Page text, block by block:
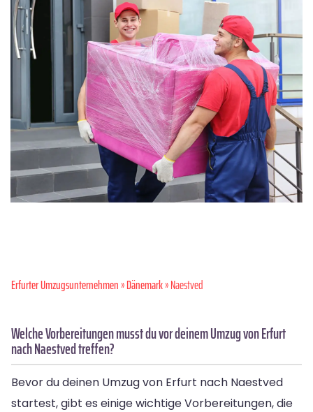
Erfurter Umzugsunternehmen»Dänemark» Naestved
Welche Vorbereitungen musst du vor deinem Umzug von Erfurt
nach Naestved treffen?
Bevor du deinen Umzug von Erfurt nach Naestved
startest, gibt es einige wichtige Vorbereitungen, die